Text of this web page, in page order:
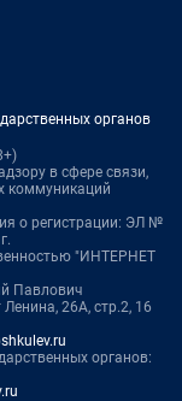
органов
в сфере связи,
коммуникаций
о регистрации: ЭЛ №
"ИНТЕРНЕТ
Павлович
26А, стр.2, 16
органов: